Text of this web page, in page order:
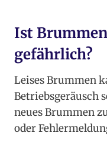
Ist
gefährlich?
Leises Brummen
Betriebsgeräusch
neues Brummen
oder